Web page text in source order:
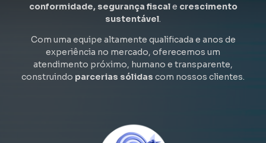
conformidade, segurança fiscale crescimento
sustentável.
Com uma equipe altamente qualificada e anos de
experiência no mercado, oferecemos um
atendimento próximo, humano e transparente,
construindo parcerias sólidas com nossos clientes.